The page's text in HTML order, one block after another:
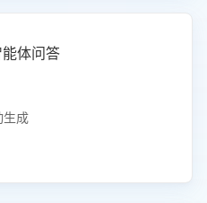
体问答
生成